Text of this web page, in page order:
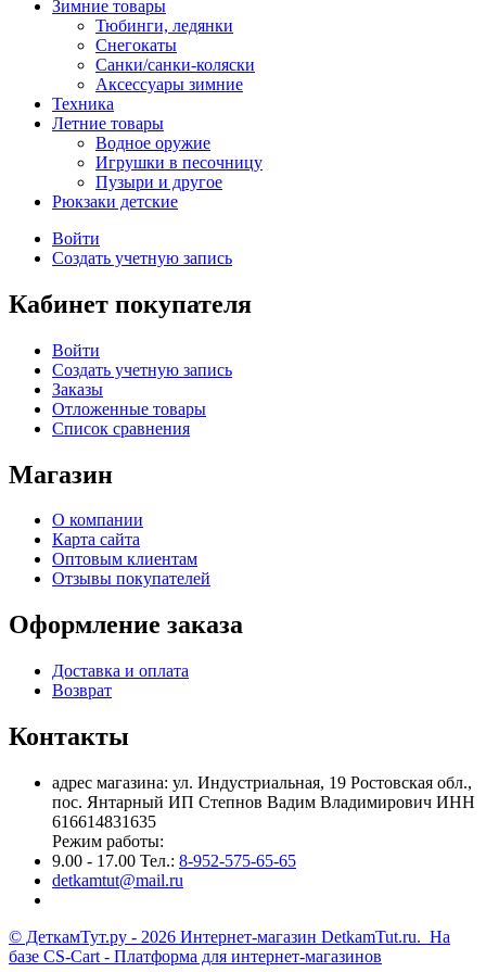
Зимние товары
Тюбинги, ледянки
Снегокаты
Санки/санки-коляски
Аксессуары зимние
Техника
Летние товары
Водное оружие
Игрушки в песочницу
Пузыри и другое
Рюкзаки детские
Войти
Создать учетную запись
Кабинет покупателя
Войти
Создать учетную запись
Заказы
Отложенные товары
Список сравнения
Магазин
О компании
Карта сайта
Оптовым клиентам
Отзывы покупателей
Оформление заказа
Доставка и оплата
Возврат
Контакты
адрес магазина: ул. Индустриальная, 19 Ростовская обл.,
пос. Янтарный ИП Степнов Вадим Владимирович ИНН
616614831635
Режим работы:
9.00 - 17.00 Тел.: 8-952-575-65-65
detkamtut@mail.ru
© ДеткамТут.ру - 2026 Интернет-магазин DetkamTut.ru. На
базе CS-Cart - Платформа для интернет-магазинов